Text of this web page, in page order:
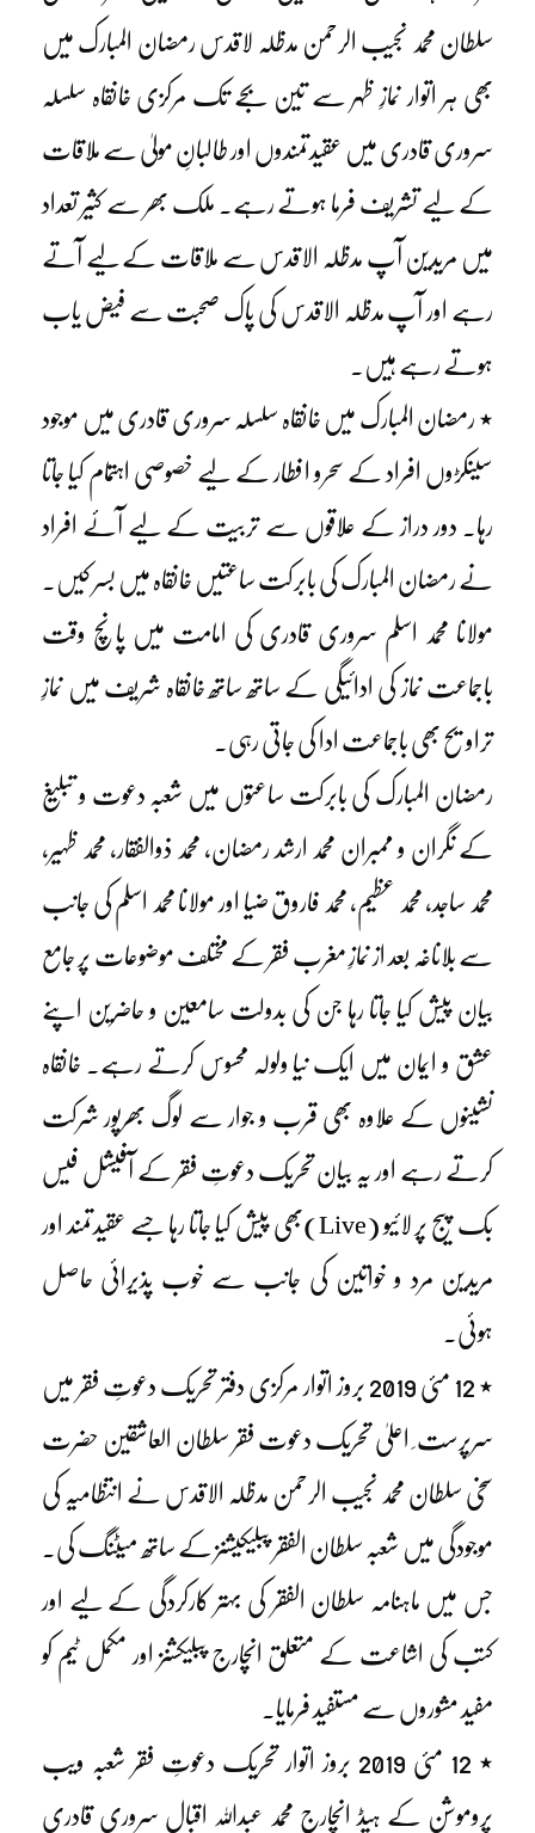
سلطان محمد نجیب الرحمن مدظلہ لاقدس رمضان المبارک میں
بھی ہر اتوار نمازِ ظہر سے تین بجے تک مرکزی خانقاہ سلسلہ
سروری قادری میں عقیدتمندوں اور طالبانِ مولیٰ سے ملاقات
کے لیے تشریف فرما ہوتے رہے۔ ملک بھر سے کثیر تعداد
میں مریدین آپ مدظلہ الاقدس سے ملاقات کے لیے آتے
رہے اور آپ مدظلہ الاقدس کی پاک صحبت سے فیض یاب
ہوتے رہے ہیں۔
٭ رمضان المبارک میں خانقاہ سلسلہ سروری قادری میں موجود
سینکڑوں افراد کے سحرو افطار کے لیے خصوصی اہتمام کیا جاتا
رہا۔ دور دراز کے علاقوں سے تربیت کے لیے آئے افراد
نے رمضان المبارک کی بابرکت ساعتیں خانقاہ میں بسر کیں۔
مولانا محمد اسلم سروری قادری کی امامت میں پانچ وقت
باجماعت نماز کی ادائیگی کے ساتھ ساتھ خانقاہ شریف میں نمازِ
تراویح بھی باجماعت ادا کی جاتی رہی۔
رمضان المبارک کی بابرکت ساعتوں میں شعبہ دعوت و تبلیغ
کے نگران و ممبران محمد ارشد رمضان، محمد ذوالفقار، محمد ظہیر،
محمد ساجد، محمد عظیم، محمد فاروق ضیا اور مولانا محمد اسلم کی جانب
سے بلاناغہ بعد از نمازِ مغرب فقر کے مختلف موضوعات پر جامع
بیان پیش کیا جاتا رہا جن کی بدولت سامعین و حاضرین اپنے
عشق و ایمان میں ایک نیا ولولہ محسوس کرتے رہے۔ خانقاہ
نشینوں کے علاوہ بھی قرب و جوار سے لوگ بھرپور شرکت
کرتے رہے اور یہ بیان تحریک دعوتِ فقر کے آفیشل فیس
بک پیج پر لائیو (Live)بھی پیش کیا جاتا رہا جسے عقیدتمند اور
مریدین مرد و خواتین کی جانب سے خوب پذیرائی حاصل
ہوئی۔
٭ 12 مئی 2019 بروز اتوار مرکزی دفتر تحریک دعوتِ فقر میں
سرپرست ِ اعلیٰ تحریک دعوت فقر سلطان العاشقین حضرت
سخی سلطان محمد نجیب الرحمن مدظلہ الاقدس نے انتظامیہ کی
موجودگی میں شعبہ سلطان الفقر پبلیکیشنز کے ساتھ میٹنگ کی۔
جس میں ماہنامہ سلطان الفقر کی بہتر کارکردگی کے لیے اور
کتب کی اشاعت کے متعلق انچارج پبلیکشنز اور مکمل ٹیم کو
مفید مشوروں سے مستفید فرمایا۔
٭ 12 مئی 2019 بروز اتوار تحریک دعوتِ فقر شعبہ ویب
پروموشن کے ہیڈ انچارج محمد عبداللہ اقبال سروری قادری